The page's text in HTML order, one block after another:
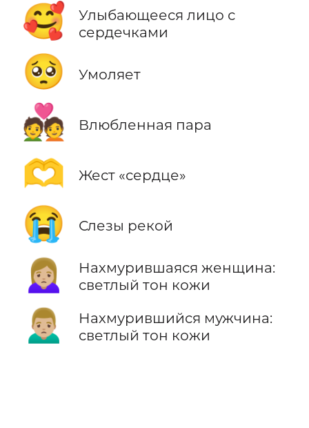
🥰
Улыбающееся лицо с
сердечками
🥺 Умоляет
💑 Влюбленная пара
🫶 Жест «сердце»
😭 Слезы рекой
🙍🏼‍♀️
Нахмурившаяся женщина:
светлый тон кожи
🙍🏼‍♂️
Нахмурившийся мужчина:
светлый тон кожи